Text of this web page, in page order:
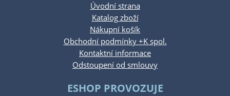
Úvodní strana
Katalog zboží
Nákupní košík
Obchodní podmínky +K spol.
Kontaktní informace
Odstoupení od smlouvy
ESHOP PROVOZUJE